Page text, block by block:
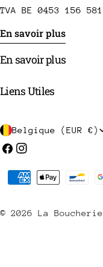
TVA BE 0453 156 581
En savoir plus
En savoir plus
Liens Utiles
P
a
/
Belgique (EUR €)
Facebook
Instagram
© 2026 La Boucherie
Méthodes
payement